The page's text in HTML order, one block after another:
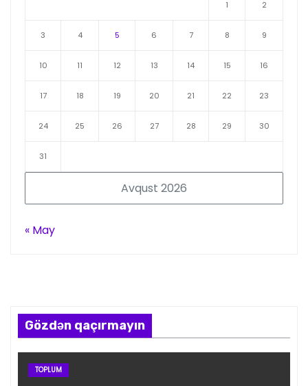
Avqust 2026
1 2
3 4 5 6 7 8 9
10 11 12 13 14 15 16
17 18 19 20 21 22 23
24 25 26 27 28 29 30
31
« May
Gözdən qaçırmayın
TOPLUM